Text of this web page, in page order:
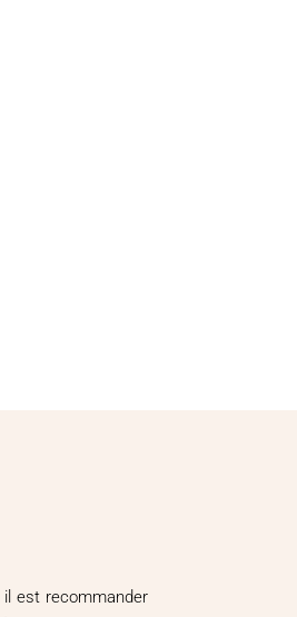
il est recommander